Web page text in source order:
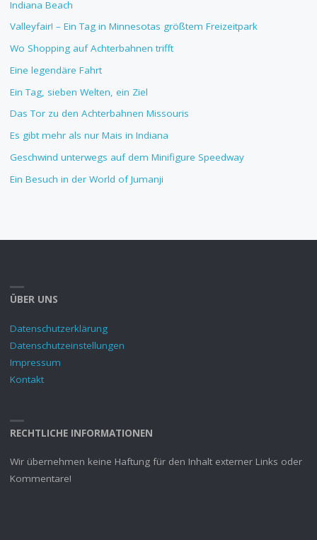
Indiana Beach
Valleyfair! – Ein Tag in Minnesotas größtem Freizeitpark
Wo Shopping auf Achterbahnen trifft
Eine legendäre Fahrt
Ein Tag, sieben Welten, ein Ziel
Das Tor zu den Achterbahnen Missouris
Es gibt mehr als nur Mais in Indiana
Geschwind unterwegs auf dem Minifigure Speedway
Ein Besuch in der World of Jumanji
ÜBER UNS
Datenschutzerklärung
Datenschutzeinstellungen
Impressum
Kontakt
RECHTLICHE INFORMATIONEN
Wir übernehmen keine Haftung für den Inhalt externer Links oder
Kommentare!